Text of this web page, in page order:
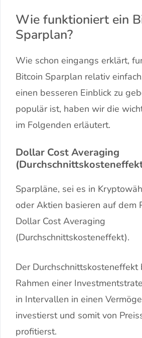
Wie funktioniert ein
Sparplan?
Wie schon eingangs erklärt,
Bitcoin Sparplan relativ
einen besseren Einblick zu
populär ist, haben wir die
im Folgenden erläutert.
Dollar Cost Averaging
Sparpläne, sei es in
oder Aktien basieren auf dem
Dollar Cost Averaging
(Durchschnittskosteneffekt).
Der Durchschnittskosteneffekt
Rahmen einer
in Intervallen in einen
investierst und somit von
profitierst.